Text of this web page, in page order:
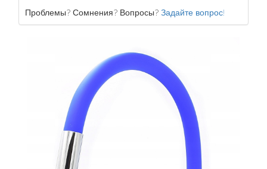
Проблемы? Сомнения? Вопросы? Задайте вопрос!